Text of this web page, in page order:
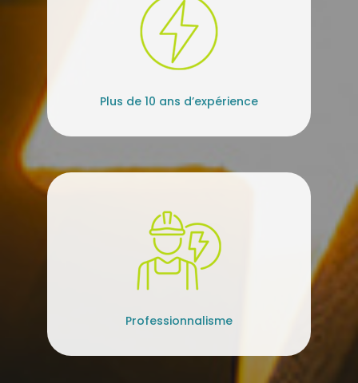
Plus de 10 ans d’expérience
Professionnalisme